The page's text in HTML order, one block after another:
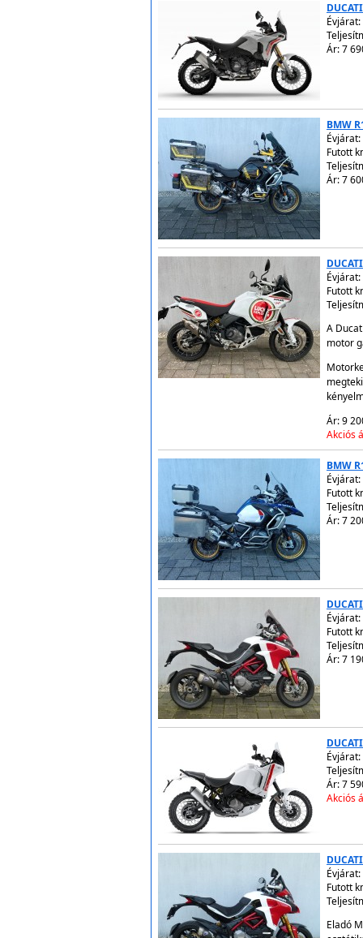
Évjárat:
Ár: 7
BMW
Évjárat:
Futott
Ár: 7
Évjárat:
Futott
A
motor
Ár: 9
Akciós
BMW
Évjárat:
Futott
Ár: 7
Évjárat:
Futott
Ár: 7
Évjárat:
Ár: 7
Akciós
Évjárat:
Futott
Eladó